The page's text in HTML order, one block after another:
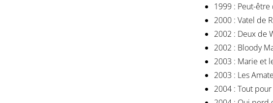
1999 : Peut-
2000 : Vatel de
2002 : Deux de
2002 : Bloody
2003 : Marie et
2003 : Les
2004 : Tout